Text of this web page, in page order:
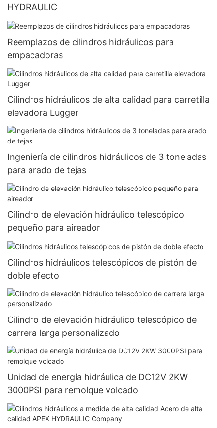
HYDRAULIC
Reemplazos de cilindros hidráulicos para
empacadoras
Cilindros hidráulicos de alta calidad para carretilla
elevadora Lugger
Ingeniería de cilindros hidráulicos de 3 toneladas
para arado de tejas
Cilindro de elevación hidráulico telescópico
pequeño para aireador
Cilindros hidráulicos telescópicos de pistón de
doble efecto
Cilindro de elevación hidráulico telescópico de
carrera larga personalizado
Unidad de energía hidráulica de DC12V 2KW
3000PSI para remolque volcado